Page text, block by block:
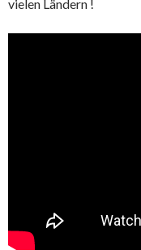
vielen Ländern !